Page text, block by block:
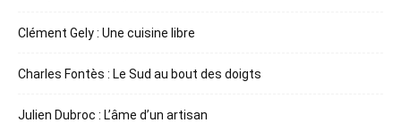
Clément Gely : Une cuisine libre
Charles Fontès : Le Sud au bout des doigts
Julien Dubroc : L’âme d’un artisan